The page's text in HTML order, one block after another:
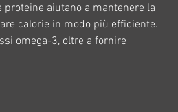
aiutano a mantenere la
calorie in modo più efficiente.
omega-3, oltre a fornire